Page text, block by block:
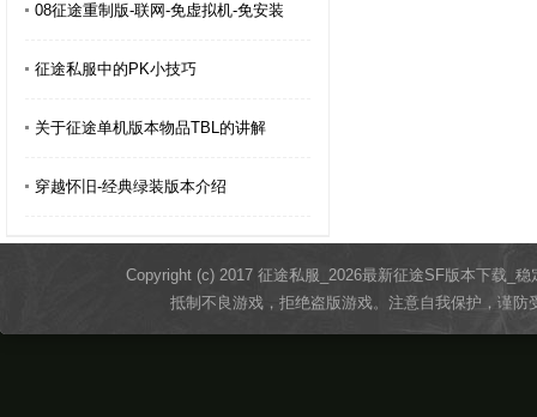
08征途重制版-联网-免虚拟机-免安装
征途私服中的PK小技巧
关于征途单机版本物品TBL的讲解
穿越怀旧-经典绿装版本介绍
Copyright (c) 2017 征途私服_2026最新征途SF版本下载_
抵制不良游戏，拒绝盗版游戏。注意自我保护，谨